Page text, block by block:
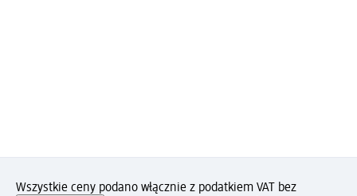
Wszystkie ceny podano włącznie z podatkiem VAT bez